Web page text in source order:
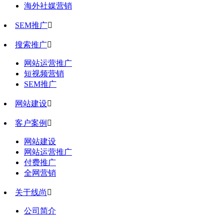
海外社媒营销
SEM推广
搜索推广
网站运营推广
短视频营销
SEM推广
网站建设
客户案例 
网站建设
网站运营推广
付费推广
全网营销
关于线尚 
公司简介